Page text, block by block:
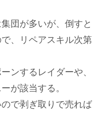
団が多いが、倒すと
、リペアスキル次第
ンするレイダーや、
が該当する。
で剥ぎ取りで売れば